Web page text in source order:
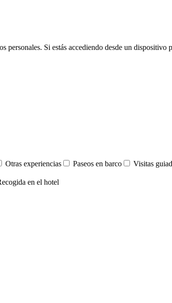
personales. Si estás accediendo desde un
Otras experiencias Paseos en barco
Visitas
en el hotel